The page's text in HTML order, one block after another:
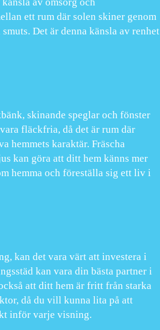
ett rum där solen skiner genom
Det är denna känsla av renhet
skinande speglar och fönster
fläckfria, då det är rum där
hemmets karaktär. Fräscha
kan göra att ditt hem känns mer
hemma och föreställa sig ett liv i
kan det vara värt att investera i
kan vara din bästa partner i
att ditt hem är fritt från starka
då du vill kunna lita på att
inför varje visning.